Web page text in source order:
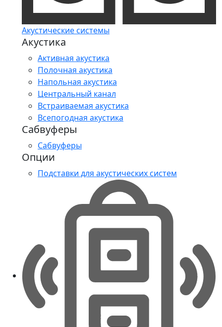
Акустические системы
Акустика
Активная акустика
Полочная акустика
Напольная акустика
Центральный канал
Встраиваемая акустика
Всепогодная акустика
Сабвуферы
Сабвуферы
Опции
Подставки для акустических систем